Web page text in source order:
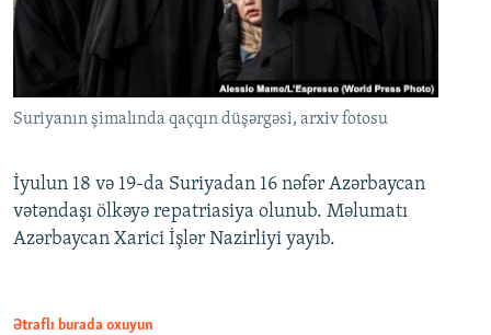
Suriyanın şimalında qaçqın düşərgəsi, arxiv fotosu
İyulun 18 və 19-da Suriyadan 16 nəfər Azərbaycan
vətəndaşı ölkəyə repatriasiya olunub. Məlumatı
Azərbaycan Xarici İşlər Nazirliyi yayıb.
Ətraflı burada oxuyun